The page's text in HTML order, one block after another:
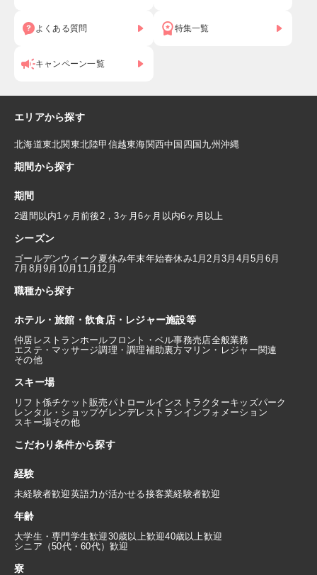
よくある質問 特集一覧
キャンペーン一覧
エリアから探す
北海道東北関東北陸甲信越東海関西中国 四国九州沖縄
期間から探す
期間
2週間以内1ヶ月前後 2，3ヶ月 6ヶ月以内6ヶ月以上
シーズン
ゴールデンウィーク 夏休み年末年始春休み1月 2月3月 4月5月 6月
7月 8月9月 10月 11月 12月
職種から探す
ホテル・旅館・飲食店・レジャー施設等
仲居 レストランホールフロント・ベル事務売店全般業務
エステ・マッサージ調理・調理補助裏方マリン・レジャー関連
その他
スキー場
リフト係チケット販売パトロールインストラクターキッズパーク
レンタル・ショップゲレンデレストラン インフォメーション
スキー場その他
こだわり条件から探す
経験
未経験者歓迎英語力が活かせる接客業経験者歓迎
年齢
大学生・専門学生歓迎30歳以上歓迎40歳以上歓迎
シニア（50代・60代）歓迎
寮